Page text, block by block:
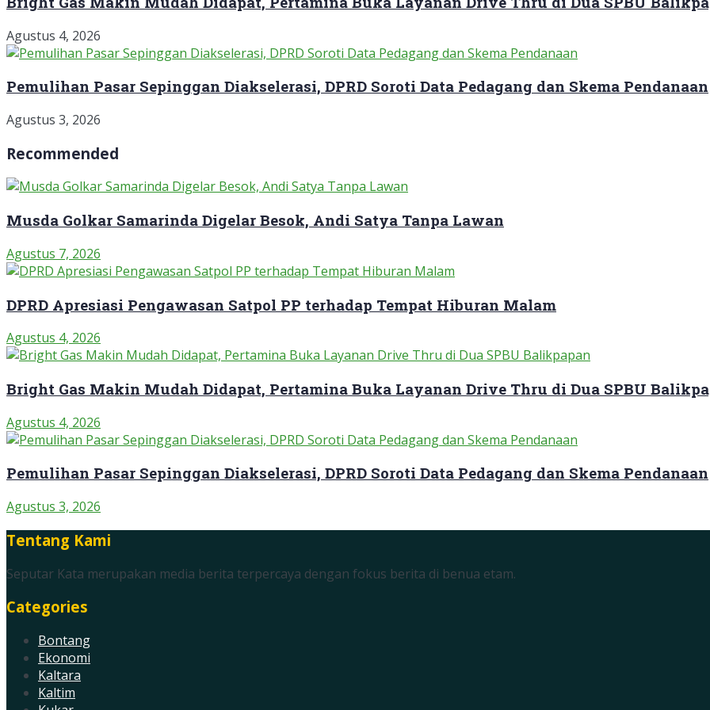
Agustus 4, 2026
Pemulihan Pasar Sepinggan Diakselerasi, DPRD Soroti Data Pedagang dan Skema Pendanaan
Agustus 3, 2026
Recommended
Musda Golkar Samarinda Digelar Besok, Andi Satya Tanpa Lawan
Agustus 7, 2026
DPRD Apresiasi Pengawasan Satpol PP terhadap Tempat Hiburan Malam
Agustus 4, 2026
Bright Gas Makin Mudah Didapat, Pertamina Buka Layanan Drive Thru di Dua SPBU
Agustus 4, 2026
Pemulihan Pasar Sepinggan Diakselerasi, DPRD Soroti Data Pedagang dan Skema Pendanaan
Agustus 3, 2026
Tentang Kami
Seputar Kata merupakan media berita terpercaya dengan fokus berita di benua etam.
Categories
Bontang
Ekonomi
Kaltara
Kaltim